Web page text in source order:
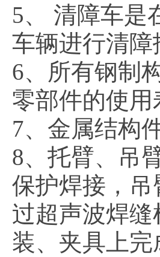
5、 清障车是
车辆进行清
6、所有钢制
零部件的使用
7、金属结构
8、托臂、吊
保护焊接，
过超声波焊
装、夹具上